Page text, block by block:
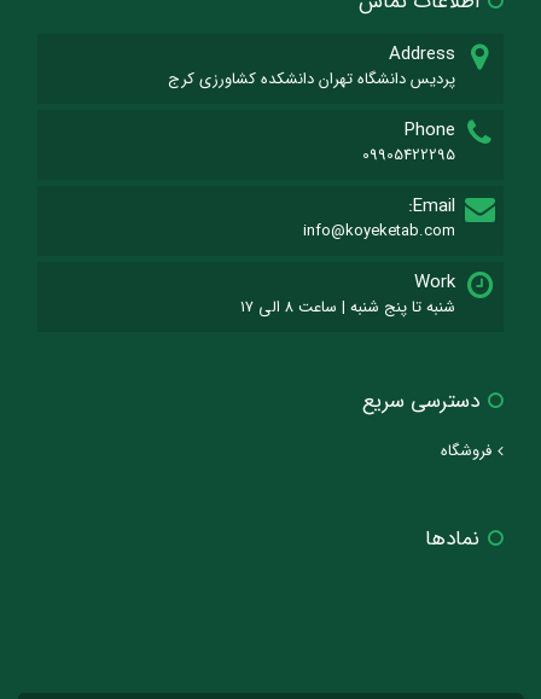
Address
پردیس دانشگاه تهران دانشکده کشاورزی کرج
Phone
09905422295
Email:
info@koyeketab.com
Work
شنبه تا پنج شنبه | ساعت ۸ الی ۱۷
دسترسی سریع
فروشگاه
نمادها